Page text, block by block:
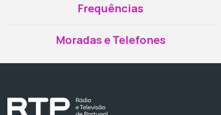
Frequências
Moradas e Telefones